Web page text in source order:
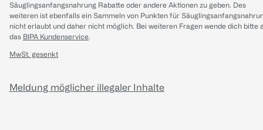
Säuglingsanfangsnahrung Rabatte oder andere Aktionen zu geben. Des
weiteren ist ebenfalls ein Sammeln von Punkten für
nicht erlaubt und daher nicht möglich. Bei weiteren Fragen wende dich bitte
das BIPA Kundenservice.
MwSt. gesenkt
Meldung möglicher illegaler Inhalte